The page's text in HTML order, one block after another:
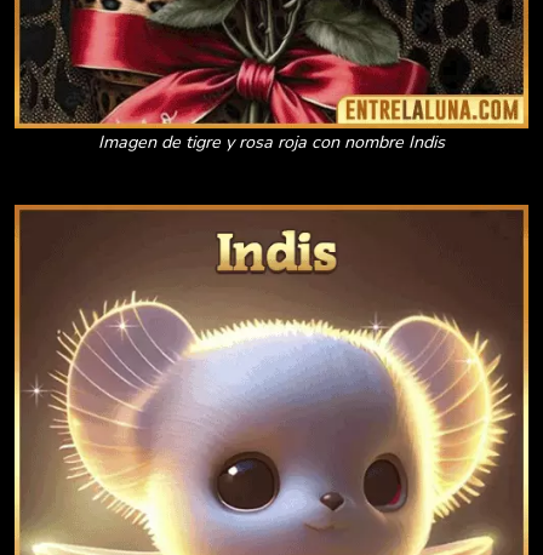
Imagen de tigre y rosa roja con nombre Indis